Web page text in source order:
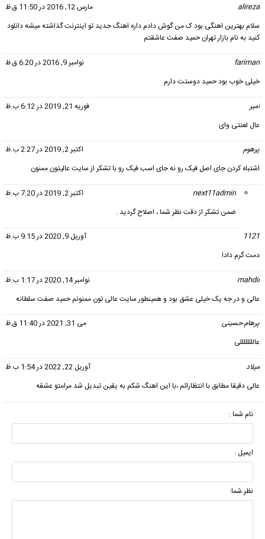
alireza
مارس 12, 2016 در 11:50 ق.ظ
سلام بهترین اهنگی بود ک من گوش دادم داره اهنگ جدید تو اینترنت گذاشته میشه دانلود
کنید به نام بازار تهران حمید صفت عاشقتم
fariman
نوامبر 9, 2016 در 6:20 ق.ظ
خیلی خوب بود حمید دوستت دارم
امير
فوریه 21, 2019 در 6:12 ب.ظ
عال لعنتی وای
پرهوم
اکتبر 2, 2019 در 2:27 ب.ظ
اشتباه کردن جای اصل فیک رو نه جای اسب فیک رو با تشکر از سایت عالیتون.ممنون
next11admin
اکتبر 2, 2019 در 7:20 ب.ظ
ضمن تشکر از دقت نظر شما ، اصلاح گردید .
1121
آوریل 9, 2020 در 9:15 ب.ظ
دمت گرم دادا
mahdii
نوامبر 14, 2020 در 1:17 ب.ظ
عالی و در جه یک خیلی عشق بود و همینطور سایت عالی تون ممنونم حمید صفت سلطانه
پرهام حسینی
می 31, 2021 در 11:40 ق.ظ
عاللللللللی
میلاد
آوریل 22, 2022 در 1:54 ب.ظ
عالی دقیقا مطابق با انتظاراتم ،با این اهنگ شکم به یقین تبدیل شد مرامتو عشقه
نام شما :
ایمیل :
نظر شما: